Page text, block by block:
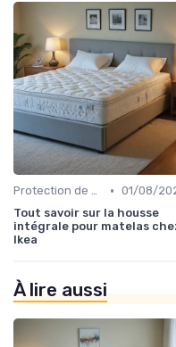
Protection de matelas • 01/08/
Tout savoir sur la housse
intégrale pour matelas
Ikea
À lire aussi